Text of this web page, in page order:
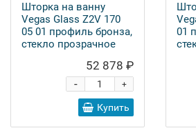
Шторка на ванну
Vegas Glass Z2V 170
05 01 профиль бронза,
стекло прозрачное
52 878 ₽
+
-
Купить
01